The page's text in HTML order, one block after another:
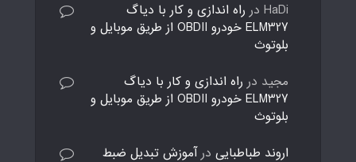
HaDi در راه اندازی و کار با دیاگ
ELM327 خودرو OBDII از طریق موبایل و
بلوتوث
مجید در راه اندازی و کار با دیاگ
ELM327 خودرو OBDII از طریق موبایل و
بلوتوث
اروند طباطبایی در آموزش تبدیل ضبط